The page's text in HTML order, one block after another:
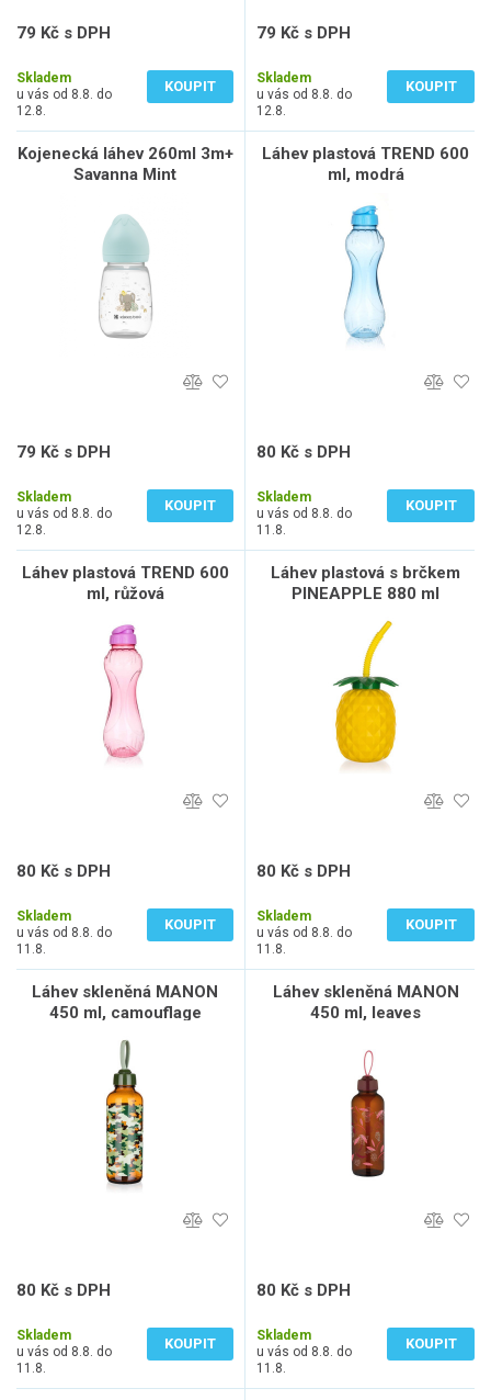
79 Kč s DPH
Skladem
u vás od 8.8. do
12.8.
KOUPIT
79 Kč s DPH
Skladem
u vás od 8.8. do
12.8.
KOUPIT
Kojenecká láhev 260ml 3m+
Savanna Mint
79 Kč s DPH
Skladem
u vás od 8.8. do
12.8.
KOUPIT
Láhev plastová TREND 600
ml, modrá
80 Kč s DPH
Skladem
u vás od 8.8. do
11.8.
KOUPIT
Láhev plastová TREND 600
ml, růžová
80 Kč s DPH
Skladem
u vás od 8.8. do
11.8.
KOUPIT
Láhev plastová s brčkem
PINEAPPLE 880 ml
80 Kč s DPH
Skladem
u vás od 8.8. do
11.8.
KOUPIT
Láhev skleněná MANON
450 ml, camouflage
80 Kč s DPH
Skladem
u vás od 8.8. do
11.8.
KOUPIT
Láhev skleněná MANON
450 ml, leaves
80 Kč s DPH
Skladem
u vás od 8.8. do
11.8.
KOUPIT